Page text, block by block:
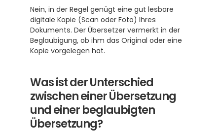
Nein, in der Regel genügt eine gut lesbare
digitale Kopie (Scan oder Foto) Ihres
Dokuments. Der Übersetzer vermerkt in der
Beglaubigung, ob ihm das Original oder eine
Kopie vorgelegen hat.
Was ist der Unterschied
zwischen einer Übersetzung
und einer beglaubigten
Übersetzung?